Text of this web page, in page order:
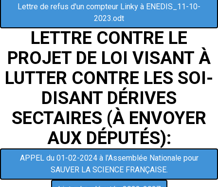
Lettre de refus d'un compteur Linky à ENEDIS_11-10-
2023.odt
LETTRE CONTRE LE
PROJET DE LOI VISANT À
LUTTER CONTRE LES SOI-
DISANT DÉRIVES
SECTAIRES (À ENVOYER
AUX DÉPUTÉS):
APPEL du 01-02-2024 à l'Assemblée Nationale pour
SAUVER LA SCIENCE FRANÇAISE.